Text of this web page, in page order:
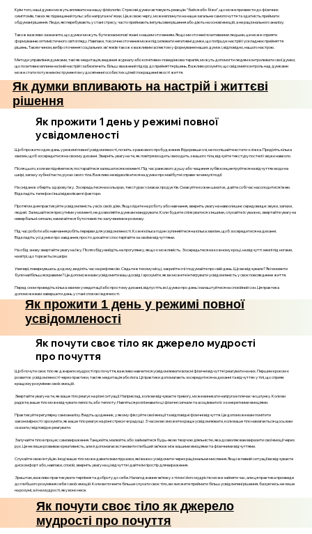
Крім того, наші думки можуть впливати на нашу фізіологію. Стресові думки активують реакцію "бийся або біжи", що може призвести до фізичних
симптомів, таких як підвищений пульс або напруга в м'язах. Це, в свою чергу, може вплинути на наше загальне самопочуття та здатність приймати
обдумані рішення. Люди, які перебувають у стані стресу, часто приймають імпульсивні рішення або діють на основі емоцій, а не раціонального аналізу.
Також важливо зазначити, що думки можуть бути взаємопов'язані з нашим оточенням. Якщо ми оточені позитивними людьми, це може сприяти
формуванню оптимістичного світогляду. Навпаки, токсичне оточення може підсилювати негативні думки, що погіршує настрій і ускладнює прийняття
рішень. Таким чином, вибір оточення і соціальних зв'язків також є важливим аспектом у формуванні наших думок і, відповідно, нашого настрою.
Методи управління думками, такі як медитація, ведення журналу або когнітивно-поведінкова терапія, можуть допомогти людям контролювати свої думки,
що позитивно вплине на їхній настрій і забезпечить більш зважений підхід до прийняття рішень. Важливо розуміти, що свідомий контроль над думками
може стати потужним інструментом у досягненні особистих цілей і покращенні якості життя.
Як думки впливають на настрій і життєві
рішення
Як прожити 1 день у режимі повної
усвідомленості
Щоб прожити один день у режимі повної усвідомленості, почніть з ранкового пробудження. Відкривши очі, не поспішайте встати з ліжка. Приділіть кілька
хвилин, щоб зосередитися на своєму диханні. Зверніть увагу на те, як повітря входить і виходить з вашого тіла, відчуйте текстуру постелі і звуки навколо.
Після цього, коли ви підніметеся, постарайтеся залишатися в моменті. Під час ранкового душу або чищення зубів концентруйтеся на відчуттях води на
шкірі, запаху зубної пасти, рухах свого тіла. Важливо не відволікатися на думки про майбутні справи чи минулі події.
На сніданок оберіть здорову їжу. Зосередьтеся на кольорах, текстурах і смаках продуктів. Смакуйте кожен шматок, дайте собі час насолодитися їжею.
Відкладіть телефон і інші відволікаючі фактори.
Протягом дня практикуйте усвідомленість у всіх своїх діях. Якщо йдете на роботу або навчання, зверніть увагу на навколишнє середовище: звуки, запахи,
людей. Залишайтеся присутніми у моменті, не дозволяйте думкам мандрувати. Коли будете спілкуватися з іншими, слухайте їх уважно, звертайте увагу на
невербальні сигнали, намагайтеся бути повністю залученими в розмову.
Під час роботи або навчання робіть перерви для усвідомленості. Кожні кілька годин зупиняйтеся на кілька хвилин, щоб зосередитися на диханні.
Відкладіть усі думки про завдання, просто дихайте і спостерігайте за своїми відчуттями.
На обід знову звертайте увагу на їжу. Після обіду вийдіть на прогулянку, якщо є можливість. Зосередьтеся на кожному кроці, на відчутті землі під ногами,
на вітрі, що торкається шкіри.
Увечері, повернувшись додому, виділіть час на рефлексію. Сядьте в тихому місці, закрийте очі і подумайте про свій день. Що ви відчували? Які моменти
були найбільш яскравими? Це допоможе вам усвідомити ваш досвід і зрозуміти, як ви можете інтегрувати усвідомленість у своє повсякденне життя.
Перед сном проведіть кілька хвилин у медитації або простому диханні, відпустіть всі думки про день і налаштуйтеся на спокійний сон. Ця практика
допоможе вам завершити день у стані спокою і вдячності.
Як прожити 1 день у режимі повної
усвідомленості
Як почути своє тіло як джерело мудрості
про почуття
Щоб почути своє тіло як джерело мудрості про почуття, важливо навчитися усвідомлювати власні фізичні відчуття і реагувати на них. Першим кроком є
розвиток усвідомленості через практики, такі як медитація або йога. Ці практики допомагають зосередитися на диханні та відчуттях у тілі, що сприяє
кращому розумінню своїх емоцій.
Звертайте увагу на те, як ваше тіло реагує на різні ситуації. Наприклад, коли ви відчуваєте тривогу, може виникати напруга в плечах чи шлунку. Коли ви
радієте, ваше тіло може відчувати легкість або теплоту. Навчіться розпізнавати ці фізичні сигнали та асоціювати їх з конкретними емоціями.
Практикуйте регулярну самоаналізу. Ведіть щоденник, у якому фіксуйте свої емоції та відповідні фізичні відчуття. Це допоможе вам помітити
закономірності і зрозуміти, як ваше тіло реагує на різні стреси чи радощі. З часом ви зможете краще усвідомлювати, коли ваше тіло намагається щось вам
сказати, і відповідно реагувати.
Залучайте тіло в процес самовираження. Танцюйте, малюйте, або займайтеся будь-якою творчою діяльністю, яка дозволяє вам виразити свої емоції через
рух. Це не лише розвиває креативність, але й допомагає встановити глибший зв’язок між вашими емоціями та фізичними відчуттями.
Слухайте свою інтуїцію. Іноді ваше тіло може давати вам підказки, які важко усвідомити через раціональне мислення. Якщо в певній ситуації ви відчуваєте
дискомфорт або, навпаки, спокій, зверніть увагу на ці відчуття і дайте їм простір для вираження.
Зрештою, важливо практикувати терпіння та доброту до себе. Налагодження зв’язку з тілом і його мудрістю може зайняти час, але ця практика призведе
до глибшого розуміння себе і своїх емоцій. Коли ви почнете більше слухати своє тіло, ви зможете приймати більш усвідомлені рішення, базуючись не лише
на розумі, а й на мудрості, яку воно несе.
Як почути своє тіло як джерело
мудрості про почуття